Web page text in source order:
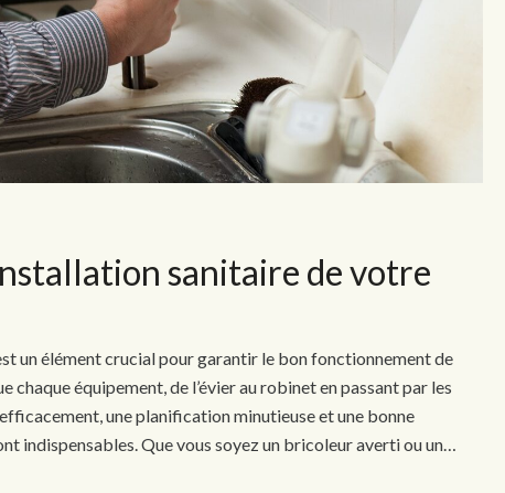
sanitaire de votre
un élément crucial pour garantir le bon fonctionnement de
chaque équipement, de l’évier au robinet en passant par les
une planification minutieuse et une bonne
indispensables. Que vous soyez un bricoleur averti ou un…